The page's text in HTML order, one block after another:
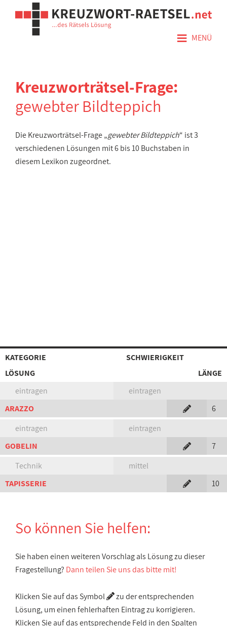
≡ MENÜ
Kreuzworträtsel-Frage:
gewebter Bildteppich
Die Kreuzworträtsel-Frage „gewebter Bildteppich“ ist 3
verschiedenen Lösungen mit 6 bis 10 Buchstaben in
diesem Lexikon zugeordnet.
KATEGORIE
SCHWIERIGKEIT
LÖSUNG
LÄNGE
eintragen
eintragen
ARAZZO
6
eintragen
eintragen
GOBELIN
7
Technik
mittel
TAPISSERIE
10
So können Sie helfen:
Sie haben einen weiteren Vorschlag als Lösung zu dieser
Fragestellung? Dann teilen Sie uns das bitte mit!
Klicken Sie auf das Symbol
zu der entsprechenden
Lösung, um einen fehlerhaften Eintrag zu korrigieren.
Klicken Sie auf das entsprechende Feld in den Spalten